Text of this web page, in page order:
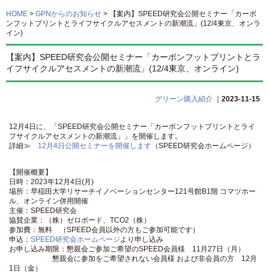
HOME > GPNからのお知らせ >
【案内】SPEED研究会公開セミナー「カーボ
ンフットプリントとライフサイクルアセスメントの新潮流」(12/4東京、オンラ
イン)
【案内】SPEED研究会公開セミナー「カーボンフットプリントとラ
イフサイクルアセスメントの新潮流」(12/4東京、オンライン)
グリーン購入紹介 ｜ 2023-11-15
12月4日に、「SPEED研究会公開セミナー「カーボンフットプリントとライ
フサイクルアセスメントの新潮流」」を開催します。
詳細≫ 12月4日公開セミナーを開催します （SPEED研究会ホームページ）
【開催概要】
日時：2023年12月4日(月)
場所：早稲田大学リサーチイノベーションセンター121号館B1階 コマツホー
ル、オンライン併用開催
主催：SPEED研究会
協賛企業：（株）ゼロボード、TCO2（株）
参加費：無料 （SPEED会員以外の方もご参加可能です）
申込： SPEED研究会ホームページより申し込み
お申し込み期限：懇親会ご参加ご希望のSPEED会員様 11月27日（月）
懇親会に参加をご希望されない会員様 および非会員の方 12月
1日（金）